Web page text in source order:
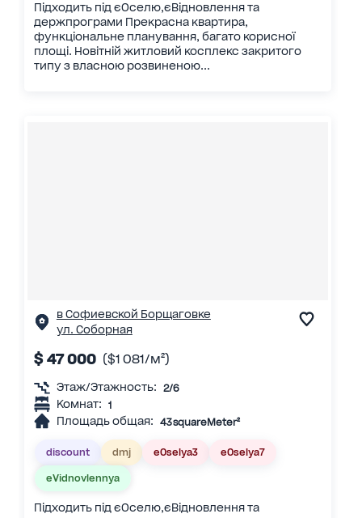
Підходить під єОселю,єВідновлення та
держпрограми Прекрасна квартира,
функціональне планування, багато корисної
площі. Новітній житловий косплекс закритого
типу з власною розвиненою...
в Софиевской Борщаговке
ул. Соборная
$ 47 000 ($1 081/м²)
Этаж/Этажность: 2/6
Комнат: 1
Площадь общая: 43 squareMeter²
discount dmj eOselya3 eOselya7
eVidnovlennya
Підходить під єОселю,єВідновлення та